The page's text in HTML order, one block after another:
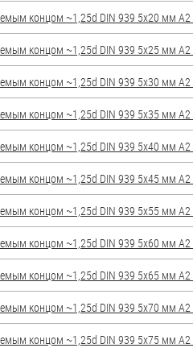
концом ~1,25d DIN 939 5х20 мм А2
концом ~1,25d DIN 939 5х25 мм А2
концом ~1,25d DIN 939 5х30 мм А2
концом ~1,25d DIN 939 5х35 мм А2
концом ~1,25d DIN 939 5х40 мм А2
концом ~1,25d DIN 939 5х45 мм А2
концом ~1,25d DIN 939 5х55 мм А2
концом ~1,25d DIN 939 5х60 мм А2
концом ~1,25d DIN 939 5х65 мм А2
концом ~1,25d DIN 939 5х70 мм А2
концом ~1,25d DIN 939 5х75 мм А2